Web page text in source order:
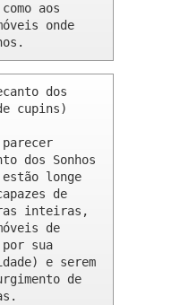
aos
onde
dos
cupins)
dos Sonhos
longe
de
inteiras,
de
sua
e serem
de